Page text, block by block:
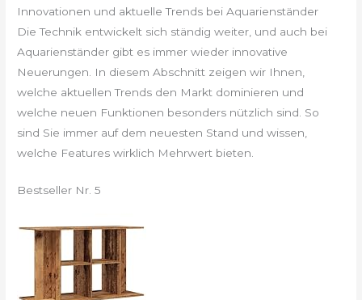
Innovationen und aktuelle Trends bei Aquarienständer
Die Technik entwickelt sich ständig weiter, und auch bei
Aquarienständer gibt es immer wieder innovative
Neuerungen. In diesem Abschnitt zeigen wir Ihnen,
welche aktuellen Trends den Markt dominieren und
welche neuen Funktionen besonders nützlich sind. So
sind Sie immer auf dem neuesten Stand und wissen,
welche Features wirklich Mehrwert bieten.
Bestseller Nr. 5